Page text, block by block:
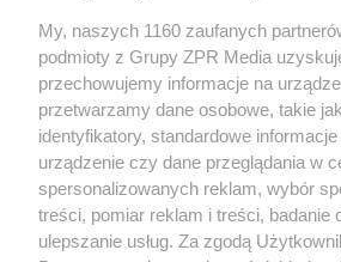
Żaden utwór zamieszczony w serwisie nie może
rozpowszechniany lub dalej rozpowszechniany
tym także elektroniczny lub mechaniczny) na
eksploatacji w jakiejkolwiek formie, włącznie z
bez pisemnej zgody właściciela praw.
wykorzystanie utworów w całości lub w części z
bez właściwej zgody, jest zabronione pod
prawnie.
My, naszych 1160 zaufanych
podmioty z Grupy ZPR Media
przechowujemy informacje na
przetwarzamy dane osobowe, takie
identyfikatory, standardowe
urządzenie czy dane przeglądania w
spersonalizowanych reklam, wybór
treści, pomiar reklam i treści, badanie
ulepszanie usług. Za zgodą